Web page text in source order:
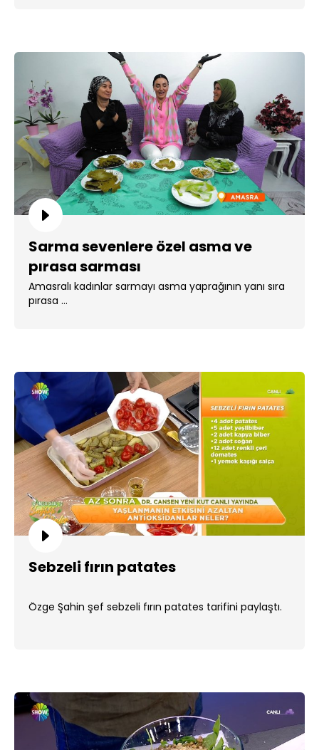
Sarma sevenlere özel asma ve
pırasa sarması
Amasralı kadınlar sarmayı asma yaprağının yanı sıra
pırasa ...
Sebzeli fırın patates
Özge Şahin şef sebzeli fırın patates tarifini paylaştı.